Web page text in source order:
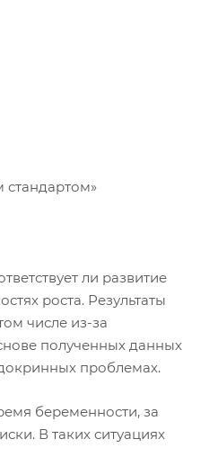
ли развитие
роста. Результаты
числе из-за
полученных данных
проблемах.
беременности, за
В таких ситуациях